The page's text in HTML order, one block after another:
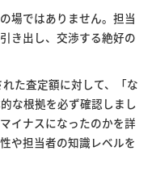
場ではありません。担当
き出し、交渉する絶好の
た査定額に対して、「な
な根拠を必ず確認しまし
イナスになったのかを詳
や担当者の知識レベルを